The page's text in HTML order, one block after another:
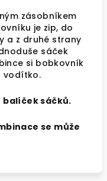
zásobníkem
je zip, do
a z druhé strany
sáček
si bobkovník
vodítko.
sáčků.
se může